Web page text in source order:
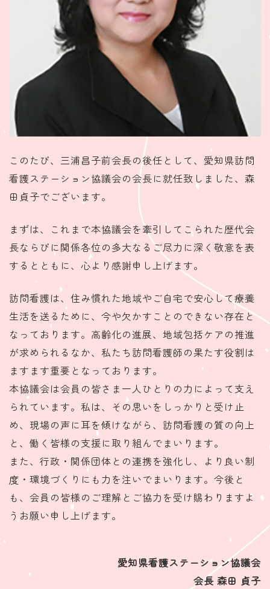
このたび、三浦昌子前会長の後任として、愛知県訪問
看護ステーション協議会の会長に就任致しました、森
田貞子でございます。
まずは、これまで本協議会を牽引してこられた歴代会
長ならびに関係各位の多大なるご尽力に深く敬意を表
するとともに、心より感謝申し上げます。
訪問看護は、住み慣れた地域やご自宅で安心して療養
生活を送るために、今や欠かすことのできない存在と
なっております。高齢化の進展、地域包括ケアの推進
が求められるなか、私たち訪問看護師の果たす役割は
ますます重要となっております。
本協議会は会員の皆さま一人ひとりの力によって支え
られています。私は、その思いをしっかりと受け止
め、現場の声に耳を傾けながら、訪問看護の質の向上
と、働く皆様の支援に取り組んでまいります。
また、行政・関係団体との連携を強化し、より良い制
度・環境づくりにも力を注いでまいります。今後と
も、会員の皆様のご理解とご協力を受け賜わりますよ
うお願い申し上げます。
愛知県看護ステーション協議会
会長 森田 貞子